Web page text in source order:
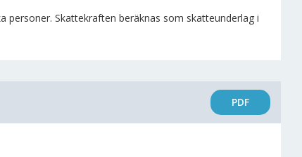
Skattekraften beräknas som skatteunderlag i
PDF